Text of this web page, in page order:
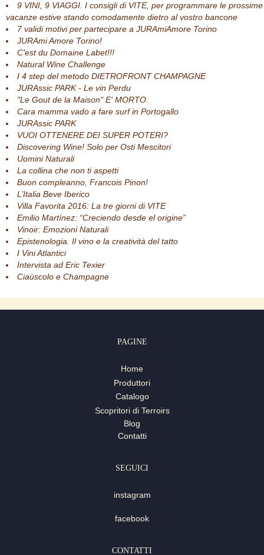
9 VINI, 9 VIAGGI. I consigli di VITE, per programmare le prossime
vacanze estive stando comodamente dietro al vostro bancone
7 validi motivi per partecipare a JURAmiAmore Torino
JURAmi Amore Torino!
C'est du Domaine Labet!!!
Natural Wine Challenge
I 4 step del metodo DIETROFRONT CHAMPAGNE
JURAssic PARK - Le vin Perdu
"Le Gout de la Maison" E' MORTO.
Cara mamma vado a fare surf in Portogallo
JURAssic PARK
VUOI OTTENERE DEI SUPER POTERI?
Discovering Wine! Solo per Osti Mescitori
Uomini Naturali
La collina che non ti aspetti
Buon compleanno, Francois Pinon!
L’Italia Beve Iberico
Villa Favorita 2016: La tre giorni di VITE
Emilio Martínez: “Creciendo desde el origine”
Vinoir: Emozioni Naturali
Epistenologia. Il vino e la creatività del tatto
I Vini Atlantici
Intervista ad Eric Texier
Ciaùscolo e Champagne
PAGINE
Home
Produttori
Catalogo
Scopritori di Terroirs
Blog
Contatti
SEGUICI
instagram
facebook
CONTATTI